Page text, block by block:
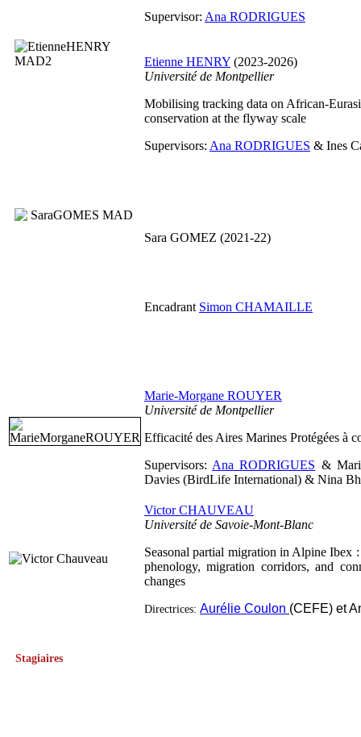
Supervisor: Ana RODRIGUES
Etienne HENRY (2023-2026)
Université de Montpellier
Mobilising tracking data on African-
conservation at the flyway scale
Supervisors: Ana RODRIGUES & Ines
Sara GOMEZ (2021-22)
Encadrant Simon CHAMAILLE
Marie-Morgane ROUYER
Université de Montpellier
Efficacité des Aires Marines Protégées à
Supervisors: Ana RODRIGUES &
Davies (BirdLife International) & Nina
Victor CHAUVEAU
Université de Savoie-Mont-Blanc
Seasonal partial migration in Alpine Ibex
phenology, migration corridors, and
changes
Directrices: Aurélie Coulon (CEFE) et
Stagiaires